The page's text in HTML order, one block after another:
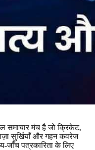
समाचार मंच है जो क्रिकेट,
सुर्खियाँ और गहन कवरेज
जाँच पत्रकारिता के लिए